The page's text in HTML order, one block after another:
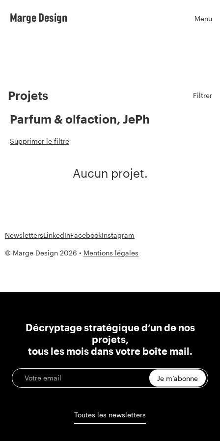
Marge Design Menu
Projets Filtrer
Parfum & olfaction, JePh
Supprimer le filtre
Aucun projet.
© Marge Design 2026 • Mentions légales
NewslettersLinkedInFacebookInstagram
Décryptage stratégique d’un de nos
projets,
tous les mois dans votre boîte mail.
Je m’abonne
Toutes les newsletters